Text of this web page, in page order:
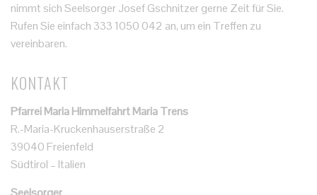
nimmt sich Seelsorger Josef Gschnitzer gerne Zeit für Sie.
Rufen Sie einfach 333 1050 042 an, um ein Treffen zu
vereinbaren.
KONTAKT
Pfarrei Maria Himmelfahrt Maria Trens
R.-Maria-Kruckenhauserstraße 2
39040 Freienfeld
Südtirol – Italien